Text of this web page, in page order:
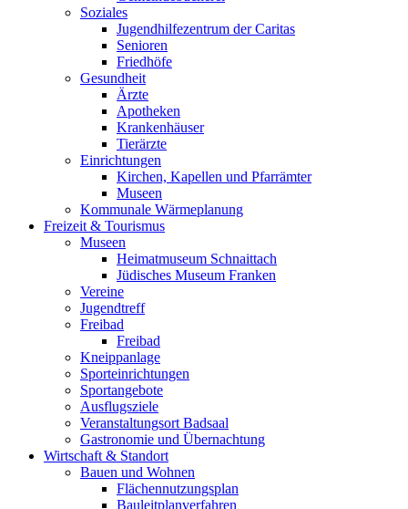
Soziales
Jugendhilfezentrum der Caritas
Senioren
Friedhöfe
Gesundheit
Ärzte
Apotheken
Krankenhäuser
Tierärzte
Einrichtungen
Kirchen, Kapellen und Pfarrämter
Museen
Kommunale Wärmeplanung
Freizeit & Tourismus
Museen
Heimatmuseum Schnaittach
Jüdisches Museum Franken
Vereine
Jugendtreff
Freibad
Freibad
Kneippanlage
Sporteinrichtungen
Sportangebote
Ausflugsziele
Veranstaltungsort Badsaal
Gastronomie und Übernachtung
Wirtschaft & Standort
Bauen und Wohnen
Flächennutzungsplan
Bauleitplanverfahren